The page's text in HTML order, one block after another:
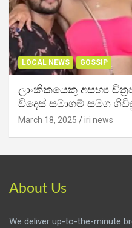
LOCAL NEWS GOSSIP
ලාංකිකයෙකු අසභ්‍ය
විදෙස් සමාගම් සමග
March 18, 2025 iri news
About Us
We deliver up-to-the-minute